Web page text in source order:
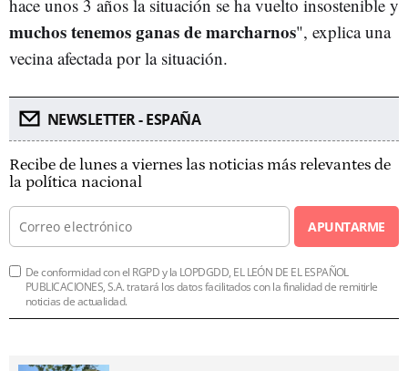
hace unos 3 años la situación se ha vuelto insostenible y
muchos tenemos ganas de marcharnos", explica una
vecina afectada por la situación.
NEWSLETTER - ESPAÑA
Recibe de lunes a viernes las noticias más relevantes de
la política nacional
APUNTARME
De conformidad con el RGPD y la LOPDGDD, EL LEÓN DE EL ESPAÑOL
PUBLICACIONES, S.A. tratará los datos facilitados con la finalidad de remitirle
noticias de actualidad.